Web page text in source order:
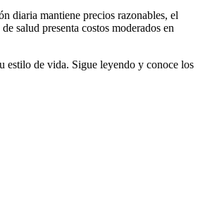
diaria mantiene precios razonables, el
salud presenta costos moderados en
estilo de vida. Sigue leyendo y conoce los